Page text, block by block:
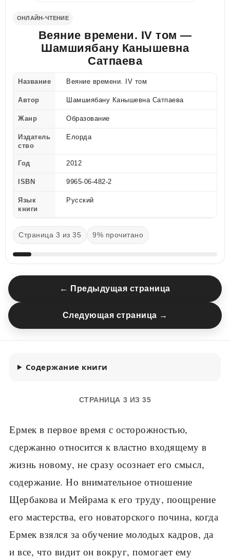
ОНЛАЙН-ЧТЕНИЕ
Веяние времени. IV том —
Шамшиябану Канышевна
Сатпаева
Название Веяние времени. IV том
Автор Шамшиябану Канышевна Сатпаева
Жанр Образование
Издатель
ство
Елорда
Год 2012
ISBN 9965-06-482-2
Язык
книги
Русский
Страница 3 из 35 9% прочитано
← Предыдущая страница
Следующая страница →
Содержание книги
СТРАНИЦА 3 ИЗ 35
Ермек в первое время с осторожностью,
сдержанно относится к властно входящему в
жизнь новому, не сразу осознает его смысл,
содержание. Но внимательное отношение
Щербакова и Мейрама к его труду, поощрение
его мастерства, его новаторского почина, когда
Ермек взялся за обучение молодых кадров, да
и все, что видит он вокруг, помогает ему